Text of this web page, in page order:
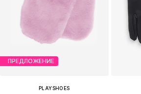
ПРЕДЛОЖЕНИЕ
PLAYSHOES